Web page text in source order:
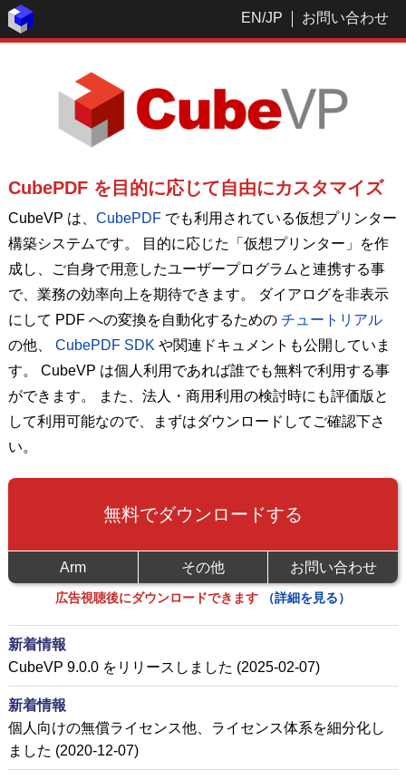
EN/JP お問い合わせ
CubePDF を目的に応じて自由にカスタマイズ
CubeVP は、 CubePDFでも利用されている仮想プリンター
構築システムです。 目的に応じた「仮想プリンター」を作
成し、ご自身で用意したユーザープログラムと連携する事
で、業務の効率向上を期待できます。 ダイアログを非表示
にして PDF への変換を自動化するための チュートリアル
の他、 CubePDF SDK や関連ドキュメントも公開していま
す。 CubeVP は個人利用であれば誰でも無料で利用する事
ができます。 また、法人・商用利用の検討時にも評価版と
して利用可能なので、まずはダウンロードしてご確認下さ
い。
無料でダウンロードする
Arm その他 お問い合わせ
広告視聴後にダウンロードできます （詳細を見る）
新着情報
CubeVP 9.0.0 をリリースしました (2025-02-07)
新着情報
個人向けの無償ライセンス他、ライセンス体系を細分化し
ました (2020-12-07)